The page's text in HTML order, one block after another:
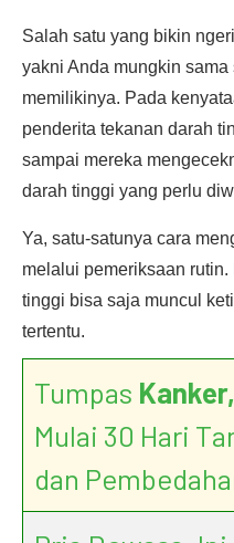
Salah satu yang bikin
yakni Anda mungkin
memilikinya. Pada
penderita tekanan darah
sampai mereka
darah tinggi yang perlu
Ya, satu-satunya cara
melalui pemeriksaan
tinggi bisa saja muncul
tertentu.
Tumpas
Mulai 30 Hari
dan